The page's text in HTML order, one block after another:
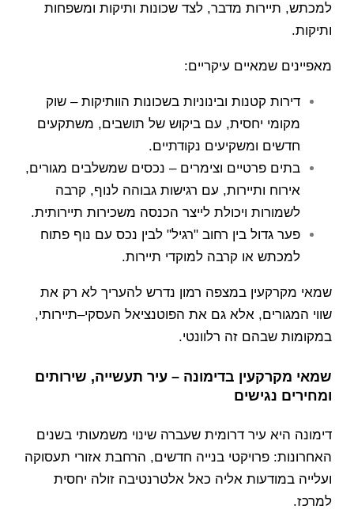
למכתש, תיירות מדבר, לצד שכונות ותיקות ומשפחות
ותיקות.
מאפיינים שמאיים עיקריים:
דירות קטנות ובינוניות בשכונות הוותיקות – שוק
מקומי יחסית, עם ביקוש של תושבים, משתקעים
חדשים ומשקיעים נקודתיים.
בתים פרטיים וצימרים – נכסים שמשלבים מגורים,
אירוח ותיירות, עם רגישות גבוהה לנוף, קרבה
לשמורות ויכולת לייצר הכנסה משכירות תיירותית.
פער גדול בין רחוב "רגיל" לבין נכס עם נוף פתוח
למכתש או קרבה למוקדי תיירות.
שמאי מקרקעין במצפה רמון נדרש להעריך לא רק את
שווי המגורים, אלא גם את הפוטנציאל העסקי–תיירותי,
במקומות שבהם זה רלוונטי.
שמאי מקרקעין בדימונה – עיר תעשייה, שירותים
ומחירים נגישים
דימונה היא עיר דרומית שעברה שינוי משמעותי בשנים
האחרונות: פרויקטי בנייה חדשים, הרחבת אזורי תעסוקה
ועלייה במודעות אליה כאל אלטרנטיבה זולה יחסית
למרכז.